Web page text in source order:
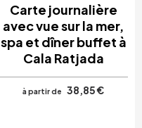
Carte journalière
avec vue sur la mer,
spa et dîner buffet à
Cala Ratjada
à partir de 38,85 €